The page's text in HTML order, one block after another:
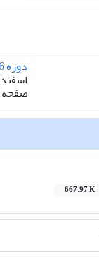
دوره 26، شماره 2
اسفند 1400
صفحه
667.97 K